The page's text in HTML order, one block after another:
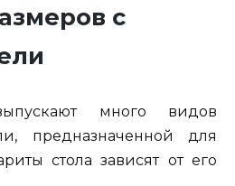
с
много видов
предназначенной для
стола зависят от его